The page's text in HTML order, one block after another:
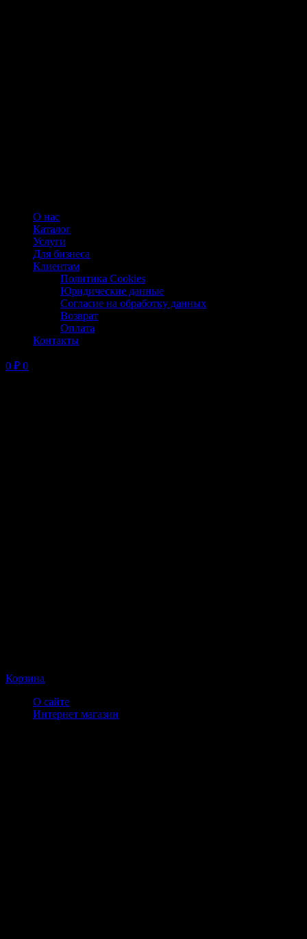
О нас
Каталог
Услуги
Для бизнеса
Клиентам
Политика Cookies
Юридические данные
Согласие на обработку данных
Возврат
Оплата
Контакты
0 ₽ 0
Корзина
О сайте
Интернет магазин